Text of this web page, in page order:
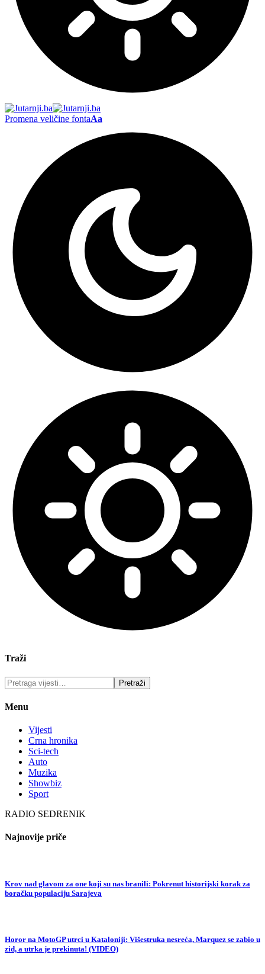
Promena veličine fontaAa
Traži
Menu
Vijesti
Crna hronika
Sci-tech
Auto
Muzika
Showbiz
Sport
RADIO SEDRENIK
Najnovije priče
Krov nad glavom za one koji su nas branili: Pokrenut historijski korak za
boračku populaciju Sarajeva
Horor na MotoGP utrci u Kataloniji: Višestruka nesreća, Marquez se zabio u
zid, a utrka je prekinuta! (VIDEO)